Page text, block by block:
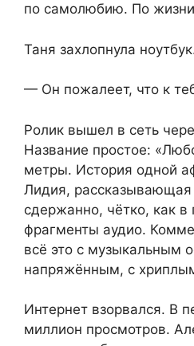
по самолюбию. По
Таня захлопнула
— Он пожалеет, что к
Ролик вышел в сеть
Название простое:
метры. История одной
Лидия, рассказывающая
сдержанно, чётко, как
фрагменты аудио.
всё это с музыкальным
напряжённым, с
Интернет взорвался. В
миллион просмотров.